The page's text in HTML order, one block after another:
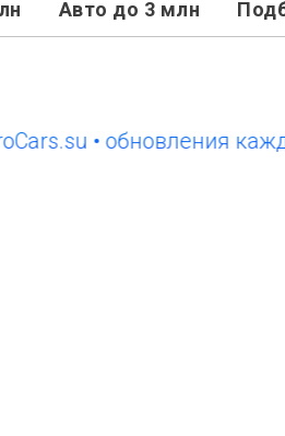
Авто до 3 млн
• обновления каждый